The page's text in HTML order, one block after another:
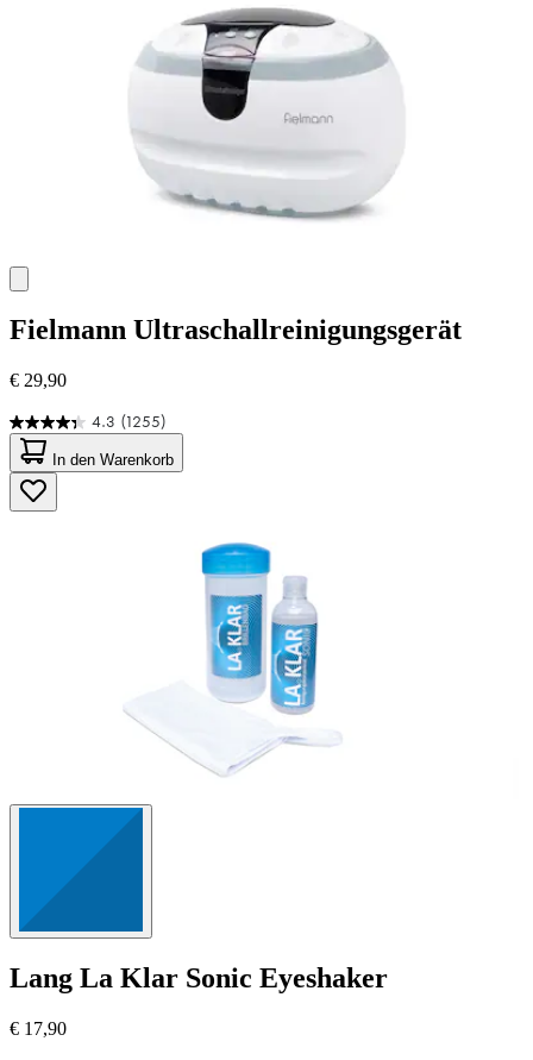
Fielmann Ultraschallreinigungsgerät
€ 29,90
4.3 (1255)
4.3
von
5
Sternen.
1255
In den Warenkorb
Lang La Klar Sonic Eyeshaker
€ 17,90